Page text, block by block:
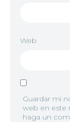
Web
Guardar mi
web en este
haga un